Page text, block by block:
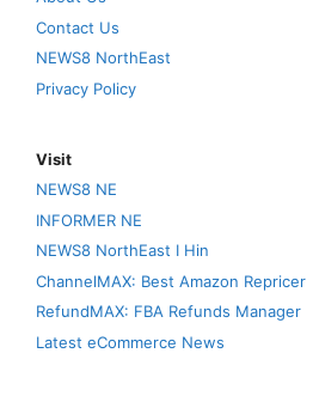
Contact Us
NEWS8 NorthEast
Privacy Policy
Visit
NEWS8 NE
INFORMER NE
NEWS8 NorthEast I Hin
ChannelMAX: Best Amazon Repricer
RefundMAX: FBA Refunds Manager
Latest eCommerce News